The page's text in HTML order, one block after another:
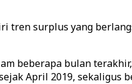
tren surplus yang
beberapa bulan
April 2019,